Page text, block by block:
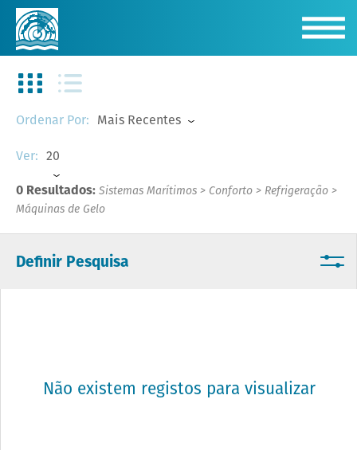
Definir Pesquisa
Ordenar Por: Mais Recentes
Ver: 20
0 Resultados: Sistemas Marítimos > Conforto > Refrigeração >
Máquinas de Gelo
Não existem registos para visualizar